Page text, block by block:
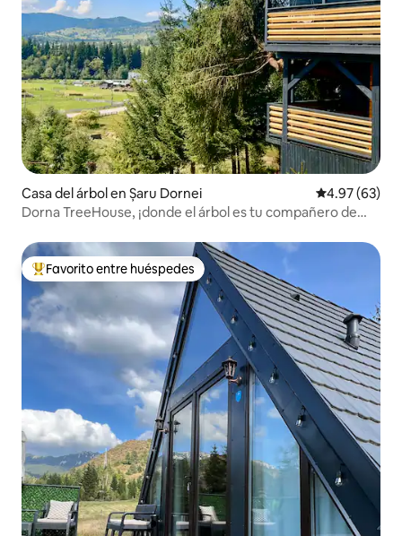
Casa del árbol en Șaru Dornei Calificación
4.97 (63)
Dorna TreeHouse, ¡donde el árbol es tu compañero de
Favorito entre huéspedes preferido
Favorito entre huéspedes